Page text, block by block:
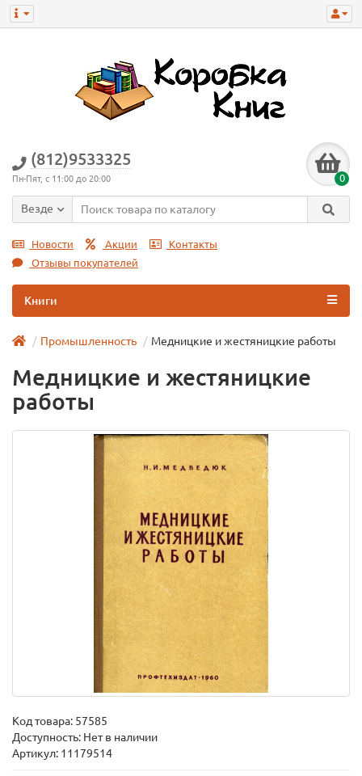
(812)9533325
Пн-Пят, с 11:00 до 20:00 0
Везде
Новости Акции
Контакты
Отзывы покупателей
Книги
Промышленность Медницкие и жестяницкие работы
Медницкие и жестяницкие
работы
Код товара: 57585
Доступность: Нет в наличии
Артикул: 11179514